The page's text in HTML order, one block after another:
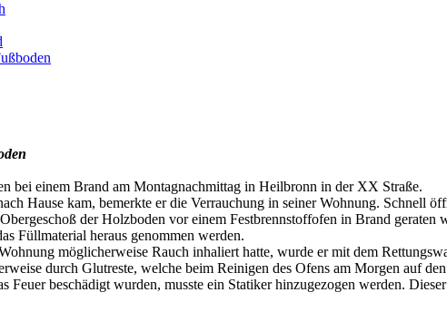
bei einem Brand am Montagnachmittag in Heilbronn in der XX Straße.
Hause kam, bemerkte er die Verrauchung in seiner Wohnung. Schnell
der Holzboden vor einem Festbrennstoffofen in Brand
Füllmaterial heraus genommen werden.
möglicherweise Rauch inhaliert hatte, wurde er mit dem
durch Glutreste, welche beim Reinigen des Ofens am Morgen auf
Feuer beschädigt wurden, musste ein Statiker hinzugezogen werden.